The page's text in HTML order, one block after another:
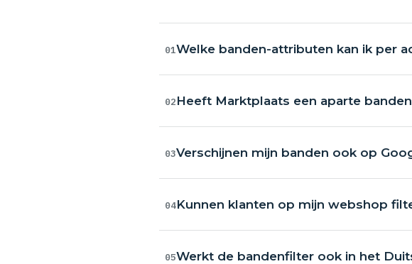
01Welke banden-attributen kan ik per
02Heeft Marktplaats een aparte
03Verschijnen mijn banden ook op
04Kunnen klanten op mijn webshop
05Werkt de bandenfilter ook in het